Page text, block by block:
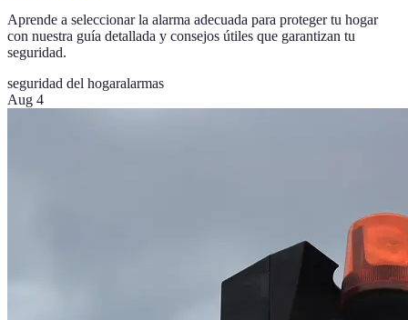
Aprende a seleccionar la alarma adecuada para proteger tu hogar
con nuestra guía detallada y consejos útiles que garantizan tu
seguridad.
seguridad del hogaralarmas
Aug 4